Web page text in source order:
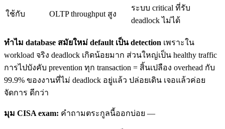
ใช้กับ OLTP throughput สูง
ระบบ critical ที่รับ
deadlock ไม่ได้
ทำไม database สมัยใหม่ default เป็น detection เพราะใน
workload จริง deadlock เกิดน้อยมาก ส่วนใหญ่เป็น healthy traffic
การไปบังคับ prevention ทุก transaction = สิ้นเปลือง overhead กับ
99.9% ของงานที่ไม่ deadlock อยู่แล้ว ปล่อยเดิน เจอแล้วค่อย
จัดการ ดีกว่า
มุม CISA exam: คำถามตระกูลนี้ออกบ่อย —